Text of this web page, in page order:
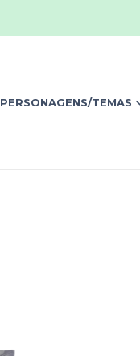
PERSONAGENS/TEMAS